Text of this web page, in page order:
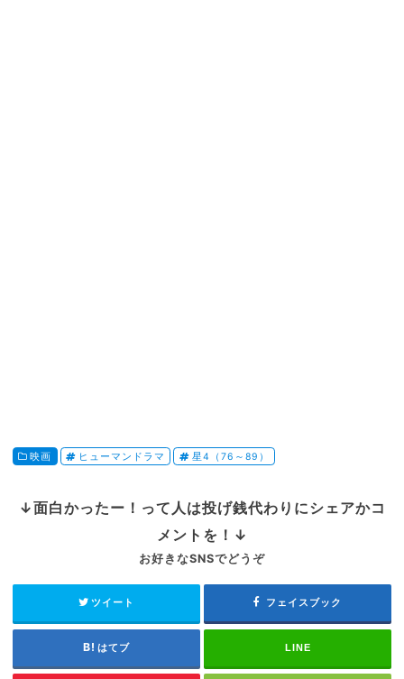
映画 ヒューマンドラマ 星4（76～89）
↓面白かったー！って人は投げ銭代わりにシェアかコ
メントを！↓
お好きなSNSでどうぞ
ツイート フェイスブック
はてブ LINE